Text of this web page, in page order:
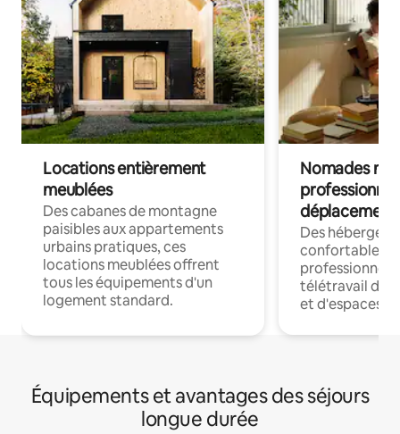
Locations entièrement
meublées
Des cabanes de montagne
paisibles aux appartements
urbains pratiques, ces
locations meublées offrent
tous les équipements d'un
logement standard.
Nomades
déplacement
Des
confortables
professionnels
télétravail
et d'espaces
Équipements et avantages des séjours
longue durée